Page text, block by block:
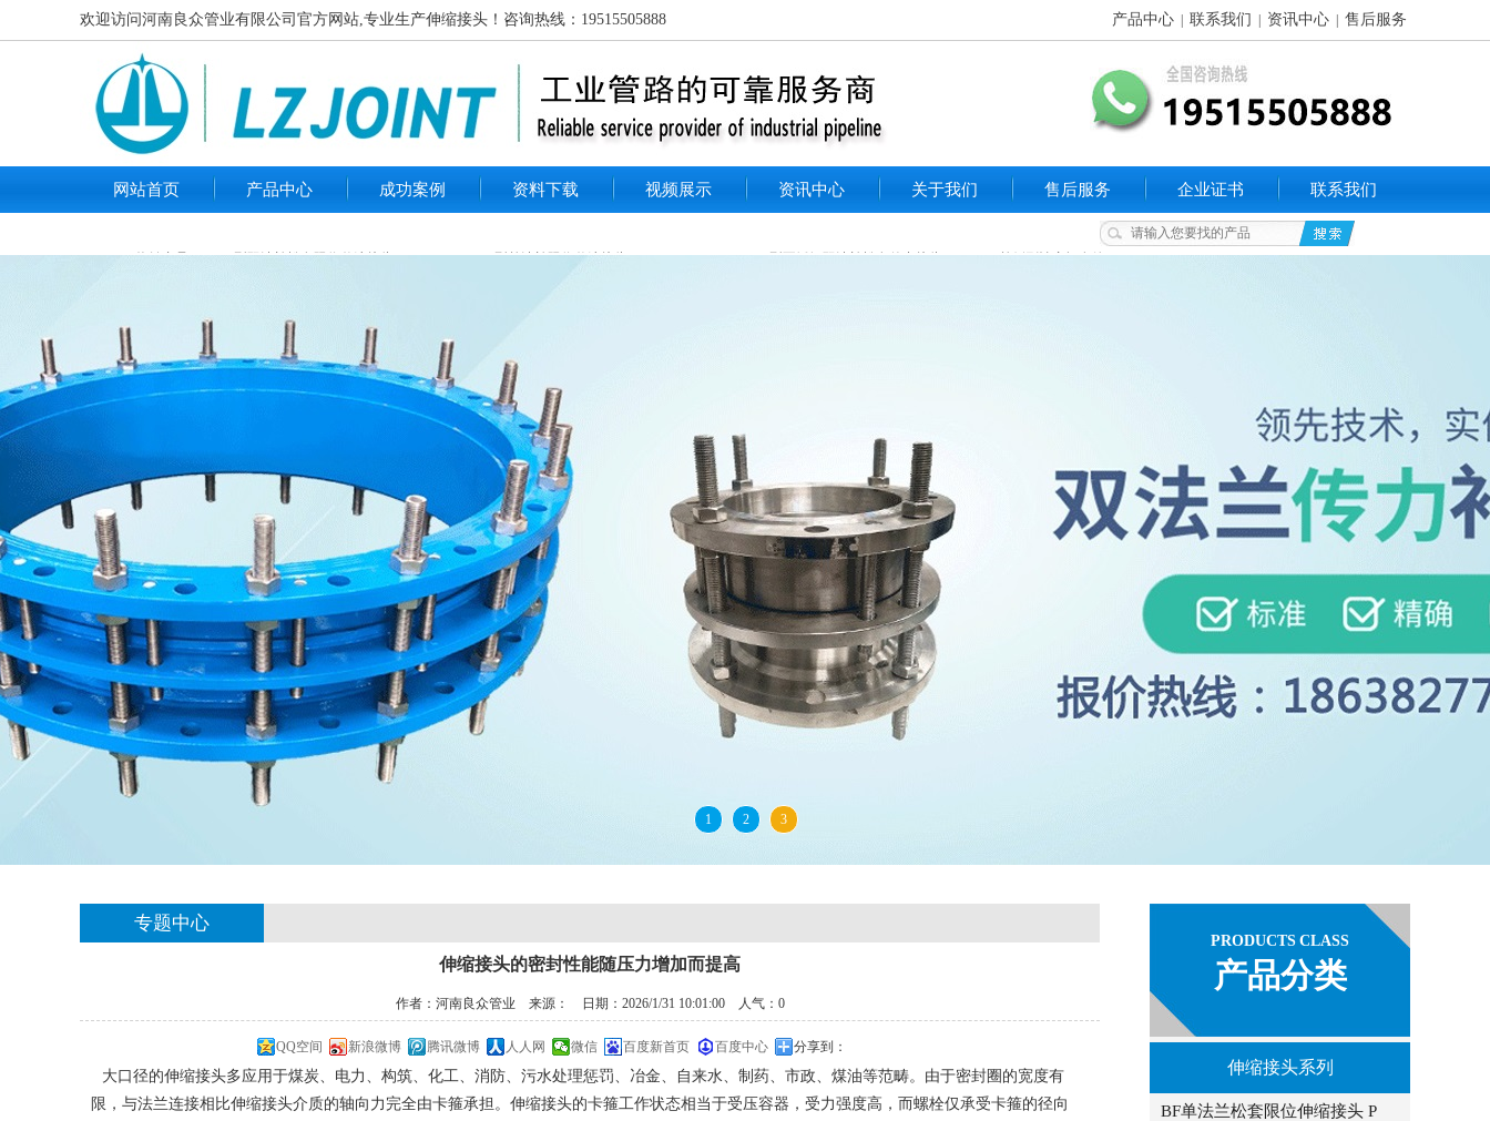
欢迎访问河南良众管业有限公司官方网站,专业生产伸缩接头！咨询热线：19515505888 产品中心 联系我们 资讯中心 售后服务
网站首页 产品中心 成功案例 资料下载 视频展示 资讯中心 关于我们 售后服务 企业证书 联系我们
热销产品： B2F型双法兰松套限位伸缩接头 PN10 VSSJA-1型单法兰限位伸缩接头 PN10 VSSJAFC/CC2F型不锈钢双法兰松套传力接头 04FS02单侧刚性密闭套管
1 2 3
PRODUCTS CLASS
产品分类
伸缩接头系列
BF单法兰松套限位伸缩接头 P
专题中心
伸缩接头的密封性能随压力增加而提高
作者：河南良众管业 来源： 日期：2026/1/31 10:01:00 人气： 0
QQ空间 新浪微博 腾讯微博 人人网 微信 百度新首页 百度中心 分享到：
大口径的伸缩接头多应用于煤炭、电力、构筑、化工、消防、污水处理惩罚、冶金、自来水、制药、市政、煤油等范畴。由于密封圈的宽度有
限，与法兰连接相比伸缩接头介质的轴向力完全由卡箍承担。伸缩接头的卡箍工作状态相当于受压容器，受力强度高，而螺栓仅承受卡箍的径向